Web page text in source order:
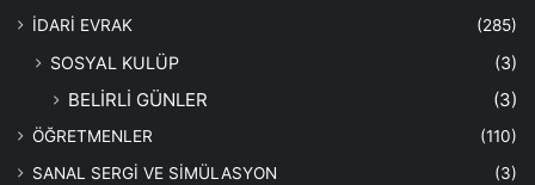
İDARİ EVRAK
(285)
SOSYAL KULÜP (3)
BELİRLİ GÜNLER (3)
ÖĞRETMENLER
(110)
SANAL SERGİ VE SİMÜLASYON
(3)